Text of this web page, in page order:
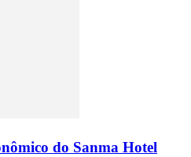
do Sanma Hotel